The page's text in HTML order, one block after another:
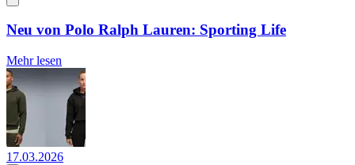
Neu von Polo Ralph Lauren: Sporting Life
Mehr lesen
17.03.2026